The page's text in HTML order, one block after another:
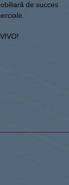
de succes